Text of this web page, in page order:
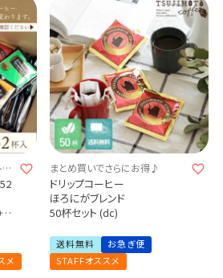
メ
まとめ買いでさらにお得♪
ドリップコーヒー
ほろにがブレンド
50杯セット (dc)
送料無料
お急ぎ便
STAFFオススメ